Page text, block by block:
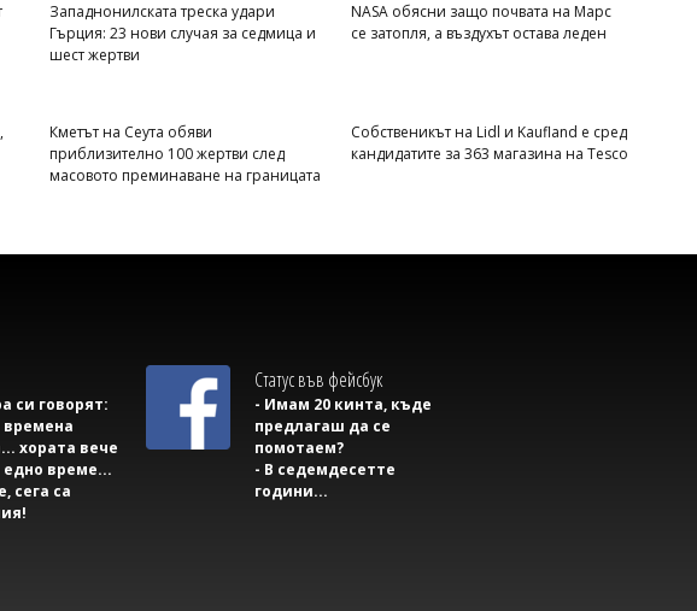
Димитър КИРЯКОВ
Седем сигнала за прекаляване с
Западнонилската треска удари
Гърция: 23 нови случая за седмица и
шест жертви
NASA обясни защо почвата на Марс
се затопля, а въздухът остава леден
Кметът на Сеута обяви
приблизително 100 жертви след
масовото преминаване на границата
Собственикът на Lidl и Kaufland е сред
кандидатите за 363 магазина на Tesco
си говорят:
времена
хората вече
едно време...
сега са
Статус във фейсбук
- Имам 20 кинта, къде
предлагаш да се
помотаем?
- В седемдесетте
години...